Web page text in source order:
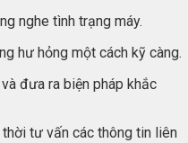
nghe tình trạng máy.
hư hỏng một cách kỹ càng.
đưa ra biện pháp khắc
tư vấn các thông tin liên